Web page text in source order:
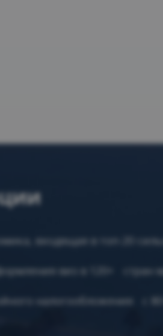
входящая в топ-20
виз в 120+ стран
налогообложения с 80+